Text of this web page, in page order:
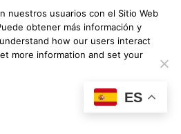
ES
nuestros usuarios con el Sitio Web
obtener más información y
how our users interact
more information and set your